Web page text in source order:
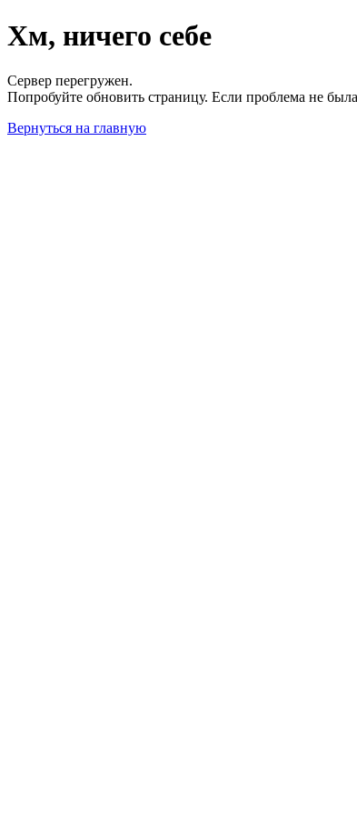
Хм, ничего себе
Сервер перегружен.
Попробуйте обновить страницу. Если проблема не
Вернуться на главную